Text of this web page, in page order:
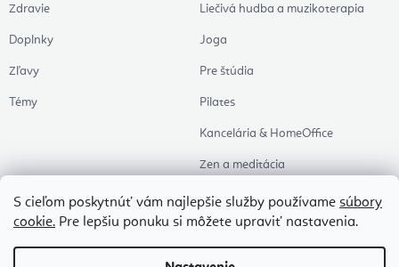
S cieľom poskytnúť vám najlepšie služby používame súbory
cookie. Pre lepšiu ponuku si môžete upraviť nastavenia.
Zdravie
Doplnky
Zľavy
Témy
Liečivá hudba a muzikoterapia
Joga
Pre štúdia
Pilates
Kancelária & HomeOffice
Zen a meditácia
Aromaterapia
Zdravý spánok
Naše obľúbené